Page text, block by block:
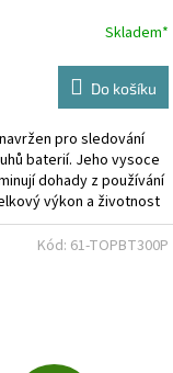
Skladem*
Do košíku
pro sledování
baterií. Jeho vysoce
dohady z používání
výkon a životnost
Kód: 61-TOPBT300P